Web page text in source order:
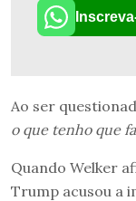
Ao ser
o que tenho que
Quando Welker
Trump acusou a